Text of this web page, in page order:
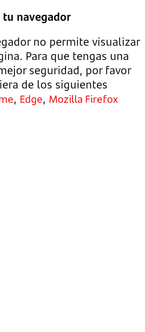
navegador
no permite visualizar
Para que tengas una
seguridad, por favor
de los siguientes
, Edge, Mozilla Firefox